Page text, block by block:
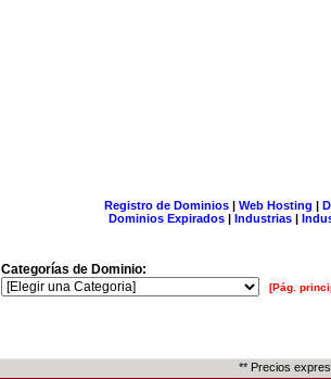
Registro de Dominios| Web Hosting |
Dominios Expirados | Industrias |
Categorías de Dominio:
[Pág.
** Precios